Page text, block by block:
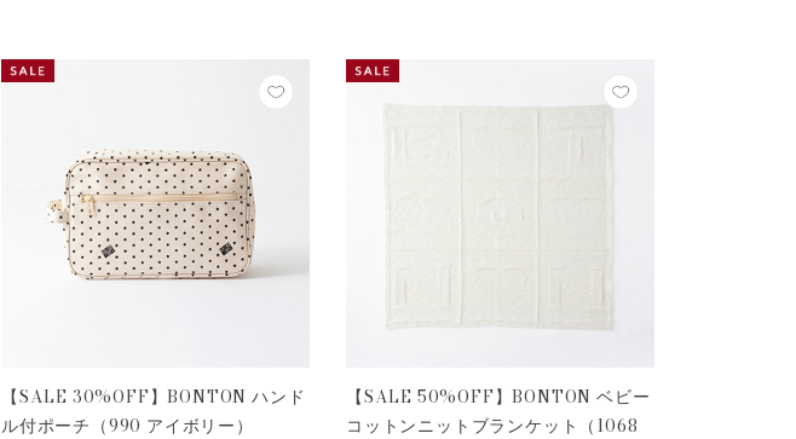
【SALE 30%OFF】BONTON ハンド
ル付ポーチ（990 アイボリー）
【SALE 50%OFF】BONTON ベビー
コットンニットブランケット（1068